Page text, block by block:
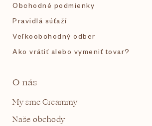
Obchodné podmienky
Pravidlá súťaží
Veľkoobchodný odber
Ako vrátiť alebo vymeniť tovar?
O nás
My sme Creammy
Naše obchody